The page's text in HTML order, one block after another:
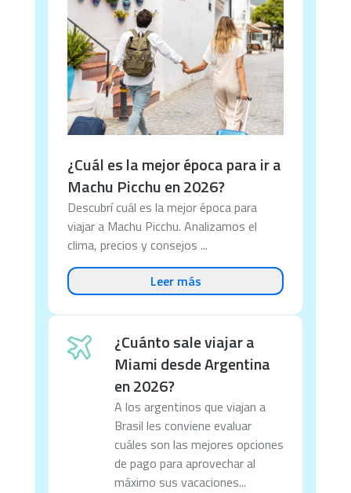
¿Cuál es la mejor época para ir a
Machu Picchu en 2026?
Descubrí cuál es la mejor época para
viajar a Machu Picchu. Analizamos el
clima, precios y consejos ...
Leer más
¿Cuánto sale viajar a
Miami desde Argentina
en 2026?
A los argentinos que viajan a
Brasil les conviene evaluar
cuáles son las mejores opciones
de pago para aprovechar al
máximo sus vacaciones...